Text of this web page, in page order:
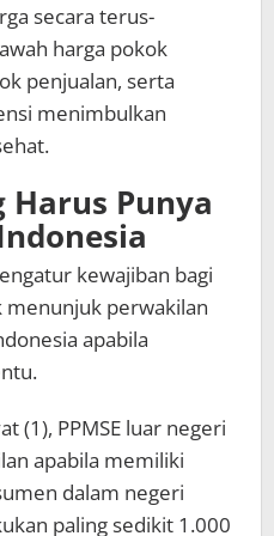
secara terus-
harga pokok
penjualan, serta
menimbulkan
Punya
kewajiban bagi
menunjuk perwakilan
apabila
(1), PPMSE luar negeri
apabila memiliki
dalam negeri
paling sedikit 1.000